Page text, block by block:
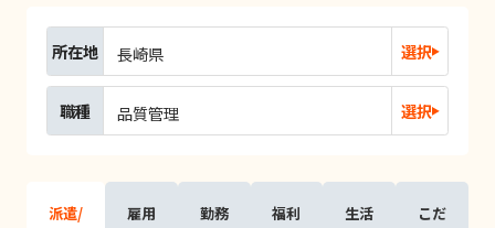
所在地 長崎県 選択
職種 品質管理 選択
派遣/
雇用
勤務
福利
生活
こだ